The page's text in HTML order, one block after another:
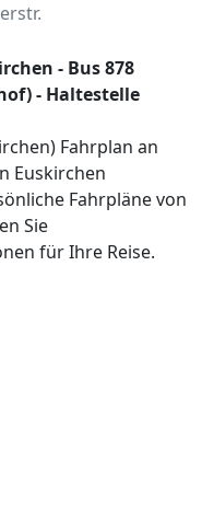
- Bus 878
- Haltestelle
Fahrplan an
Euskirchen
Fahrpläne von
Sie
für Ihre Reise.